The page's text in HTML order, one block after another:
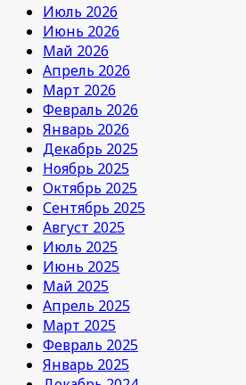
Июль 2026
Июнь 2026
Май 2026
Апрель 2026
Март 2026
Февраль 2026
Январь 2026
Декабрь 2025
Ноябрь 2025
Октябрь 2025
Сентябрь 2025
Август 2025
Июль 2025
Июнь 2025
Май 2025
Апрель 2025
Март 2025
Февраль 2025
Январь 2025